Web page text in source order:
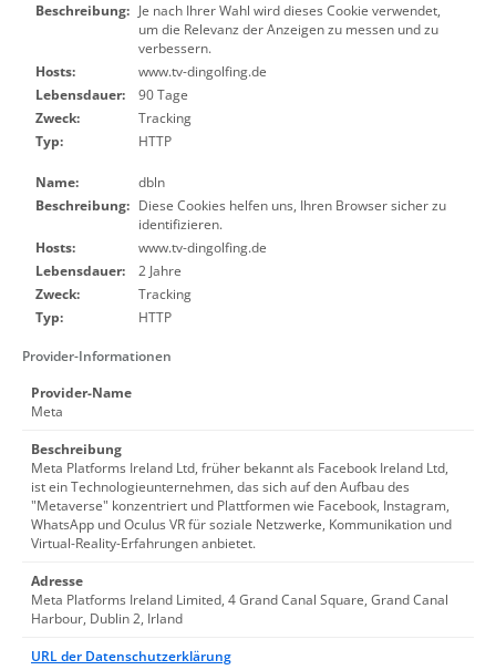
Beschreibung: Je nach Ihrer Wahl wird dieses Cookie verwendet,
um die Relevanz der Anzeigen zu messen und zu
verbessern.
Hosts:
www.tv-dingolfing.de
Lebensdauer:
90 Tage
Zweck:
Tracking
Typ:
HTTP
Name:
dbln
Beschreibung: Diese Cookies helfen uns, Ihren Browser sicher zu
identifizieren.
Hosts:
www.tv-dingolfing.de
Lebensdauer:
2 Jahre
Zweck:
Tracking
Typ:
HTTP
Provider-Informationen
Provider-Name
Meta
Beschreibung
Meta Platforms Ireland Ltd, früher bekannt als Facebook Ireland Ltd,
ist ein Technologieunternehmen, das sich auf den Aufbau des
"Metaverse" konzentriert und Plattformen wie Facebook, Instagram,
WhatsApp und Oculus VR für soziale Netzwerke, Kommunikation und
Virtual-Reality-Erfahrungen anbietet.
Adresse
Meta Platforms Ireland Limited, 4 Grand Canal Square, Grand Canal
Harbour, Dublin 2, Irland
URL der Datenschutzerklärung